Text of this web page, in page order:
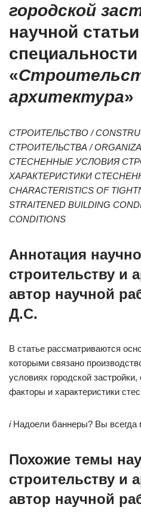
городской
научной
специальности
«
архитектура»
СТРОИТЕЛЬСТВО /
СТРОИТЕЛЬСТВА /
СТЕСНЕННЫЕ УСЛОВИЯ
ХАРАКТЕРИСТИКИ
CHARACTERISTICS OF
STRAITENED BUILDING
CONDITIONS
Аннотация
строительству и
автор научной
Д.С.
В статье рассматриваются
которыми связано
условиях городской
факторы и характеристики
iНадоели баннеры? Вы всегда
Похожие темы
строительству и
автор научной